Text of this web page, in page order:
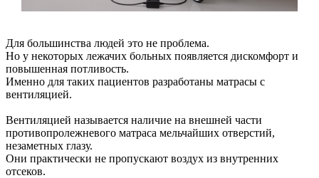
Для большинства людей это не проблема.
Но у некоторых лежачих больных появляется дискомфорт и
повышенная потливость.
Именно для таких пациентов разработаны матрасы с
вентиляцией.
Вентиляцией называется наличие на внешней части
противопролежневого матраса мельчайших отверстий,
незаметных глазу.
Они практически не пропускают воздух из внутренних
отсеков.